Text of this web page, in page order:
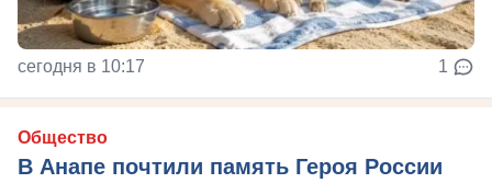
сегодня в 10:17 1
Общество
В Анапе почтили память Героя России